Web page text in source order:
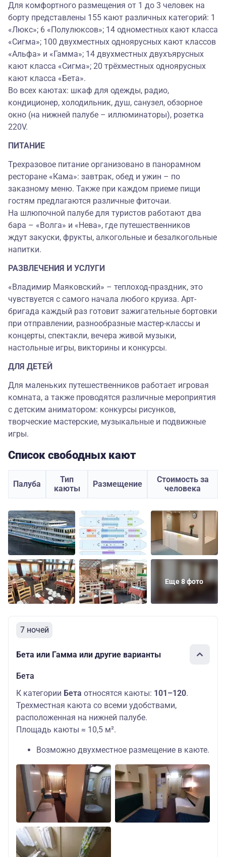
Для комфортного размещения от 1 до 3 человек на
борту представлены 155 кают различных категорий: 1
«Люкс»; 6 «Полулюксов»; 14 одноместных кают класса
«Сигма»; 100 двухместных одноярусных кают классов
«Альфа» и «Гамма»; 14 двухместных двухъярусных
кают класса «Сигма»; 20 трёхместных одноярусных
кают класса «Бета».
Во всех каютах: шкаф для одежды, радио,
кондиционер, холодильник, душ, санузел, обзорное
окно (на нижней палубе – иллюминаторы), розетка
220V.
ПИТАНИЕ
Трехразовое питание организовано в панорамном
ресторане «Кама»: завтрак, обед и ужин – по
заказному меню. Также при каждом приеме пищи
гостям предлагаются различные фиточаи.
На шлюпочной палубе для туристов работают два
бара – «Волга» и «Нева», где путешественников
ждут закуски, фрукты, алкогольные и безалкогольные
напитки.
РАЗВЛЕЧЕНИЯ И УСЛУГИ
«Владимир Маяковский» – теплоход-праздник, это
чувствуется с самого начала любого круиза. Арт-
бригада каждый раз готовит зажигательные бортовки
при отправлении, разнообразные мастер-классы и
концерты, спектакли, вечера живой музыки,
настольные игры, викторины и конкурсы.
ДЛЯ ДЕТЕЙ
Для маленьких путешественников работает игровая
комната, а также проводятся различные мероприятия
с детским аниматором: конкурсы рисунков,
творческие мастерские, музыкальные и подвижные
игры.
Список свободных кают
Палуба
Тип
каюты
Размещение
Стоимость за
человека
Еще 8 фото
7 ночей
Бета или Гамма или другие варианты
Бета
К категории Бета относятся каюты: 101–120.
Трехместная каюта со всеми удобствами,
расположенная на нижней палубе.
Площадь каюты ≈ 10,5 м².
Возможно двухместное размещение в каюте.